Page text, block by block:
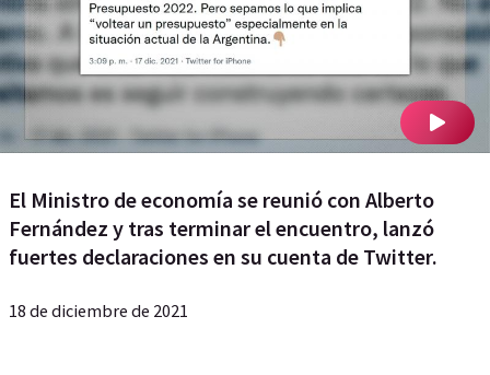
El Ministro de economía se reunió con Alberto
Fernández y tras terminar el encuentro, lanzó
fuertes declaraciones en su cuenta de Twitter.
18 de diciembre de 2021